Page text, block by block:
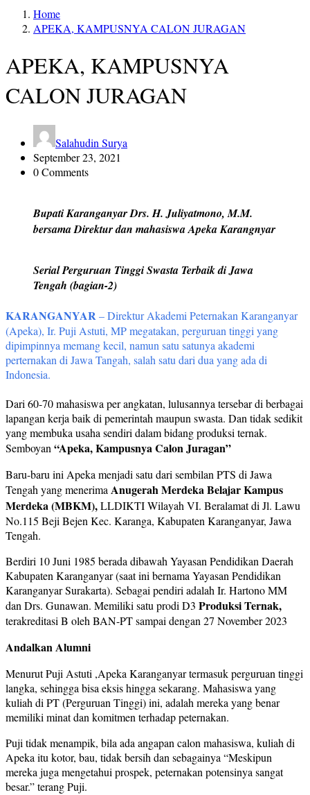
Home
APEKA, KAMPUSNYA CALON JURAGAN
APEKA, KAMPUSNYA
CALON JURAGAN
Salahudin Surya
September 23, 2021
0 Comments
Bupati Karanganyar Drs. H. Juliyatmono, M.M.
bersama Direktur dan mahasiswa Apeka Karangnyar
Serial Perguruan Tinggi Swasta Terbaik di Jawa
Tengah (bagian-2)
KARANGANYAR– Direktur Akademi Peternakan Karanganyar
(Apeka), Ir. Puji Astuti, MP megatakan, perguruan tinggi yang
dipimpinnya memang kecil, namun satu satunya akademi
perternakan di Jawa Tangah, salah satu dari dua yang ada di
Indonesia.
Dari 60-70 mahasiswa per angkatan, lulusannya tersebar di berbagai
lapangan kerja baik di pemerintah maupun swasta. Dan tidak sedikit
yang membuka usaha sendiri dalam bidang produksi ternak.
Semboyan“Apeka, Kampusnya Calon Juragan”
Baru-baru ini Apeka menjadi satu dari sembilan PTS di Jawa
Tengah yang menerimaAnugerah Merdeka Belajar Kampus
Merdeka (MBKM),LLDIKTI Wilayah VI. Beralamat di Jl. Lawu
No.115 Beji Bejen Kec. Karanga, Kabupaten Karanganyar, Jawa
Tengah.
Berdiri 10 Juni 1985 berada dibawah Yayasan Pendidikan Daerah
Kabupaten Karanganyar (saat ini bernama Yayasan Pendidikan
Karanganyar Surakarta). Sebagai pendiri adalah Ir. Hartono MM
dan Drs. Gunawan. Memiliki satu prodi D3 Produksi Ternak,
terakreditasi B oleh BAN-PT sampai dengan 27 November 2023
Andalkan Alumni
Menurut Puji Astuti ,Apeka Karanganyar termasuk perguruan tinggi
langka, sehingga bisa eksis hingga sekarang. Mahasiswa yang
kuliah di PT (Perguruan Tinggi) ini, adalah mereka yang benar
memiliki minat dan komitmen terhadap peternakan.
Puji tidak menampik, bila ada angapan calon mahasiswa, kuliah di
Apeka itu kotor, bau, tidak bersih dan sebagainya “Meskipun
mereka juga mengetahui prospek, peternakan potensinya sangat
besar.” terang Puji.